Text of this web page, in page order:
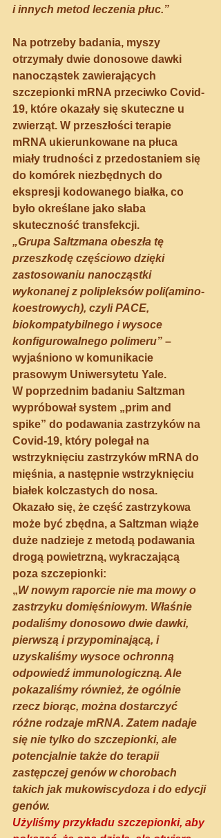
i innych metod leczenia płuc.”
Na potrzeby badania, myszy
otrzymały dwie donosowe dawki
nanocząstek zawierających
szczepionki mRNA przeciwko Covid-
19, które okazały się skuteczne u
zwierząt. W przeszłości terapie
mRNA ukierunkowane na płuca
miały trudności z przedostaniem się
do komórek niezbędnych do
ekspresji kodowanego białka, co
było określane jako słaba
skuteczność transfekcji.
„Grupa Saltzmana obeszła tę
przeszkodę częściowo dzięki
zastosowaniu nanocząstki
wykonanej z polipleksów poli(amino-
koestrowych), czyli PACE,
biokompatybilnego i wysoce
konfigurowalnego polimeru” –
wyjaśniono w komunikacie
prasowym Uniwersytetu Yale.
W poprzednim badaniu Saltzman
wypróbował system „prim and
spike” do podawania zastrzyków na
Covid-19, który polegał na
wstrzyknięciu zastrzyków mRNA do
mięśnia, a następnie wstrzyknięciu
białek kolczastych do nosa.
Okazało się, że część zastrzykowa
może być zbędna, a Saltzman wiąże
duże nadzieje z metodą podawania
drogą powietrzną, wykraczającą
poza szczepionki:
„W nowym raporcie nie ma mowy o
zastrzyku domięśniowym. Właśnie
podaliśmy donosowo dwie dawki,
pierwszą i przypominającą, i
uzyskaliśmy wysoce ochronną
odpowiedź immunologiczną. Ale
pokazaliśmy również, że ogólnie
rzecz biorąc, można dostarczyć
różne rodzaje mRNA. Zatem nadaje
się nie tylko do szczepionki, ale
potencjalnie także do terapii
zastępczej genów w chorobach
takich jak mukowiscydoza i do edycji
genów.
Użyliśmy przykładu szczepionki, aby